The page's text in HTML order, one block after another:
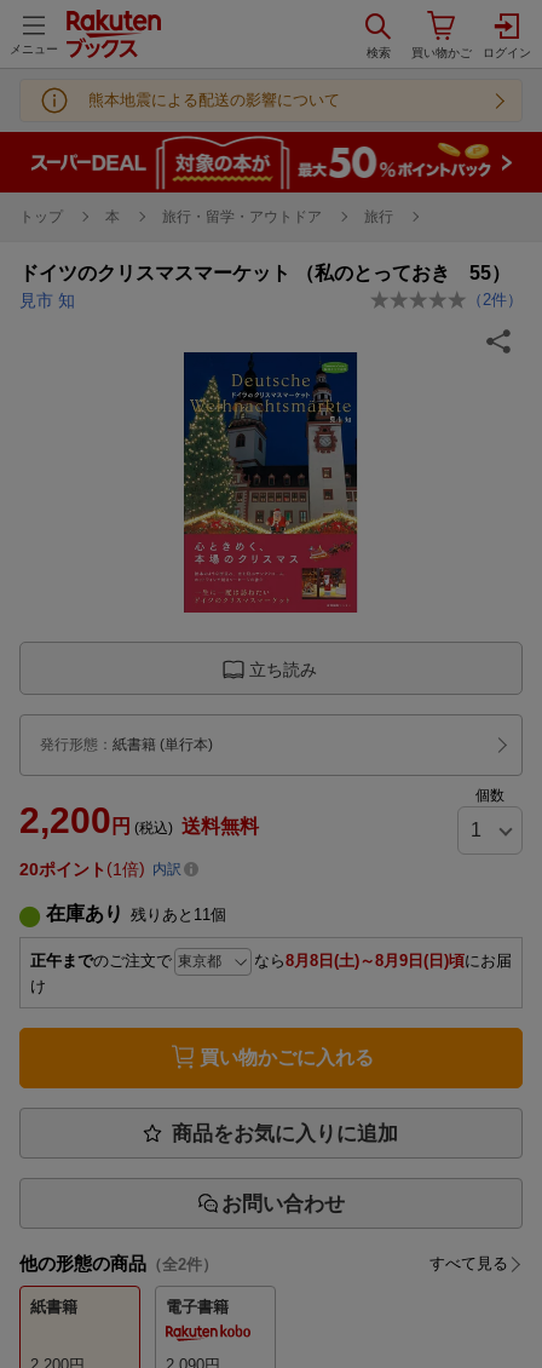
メニュー
熊本地震による配送の影響について
トップ 本 旅行・留学・アウトドア 旅行
ドイツのクリスマスマーケット （私のとっておき 55）
見市 知 （ 2件）
立ち読み
発行形態 ： 紙書籍 (単行本)
2,200 円 (税込) 送料無料
個数
20ポイント 1倍 内訳
在庫あり 残りあと 11個
正午までのご注文で なら8月8日(土)～8月9日(日)頃にお届
け
買い物かごに入れる
商品をお気に入りに追加
お問い合わせ
他の形態の商品 （全2件） すべて見る
紙書籍 電子書籍